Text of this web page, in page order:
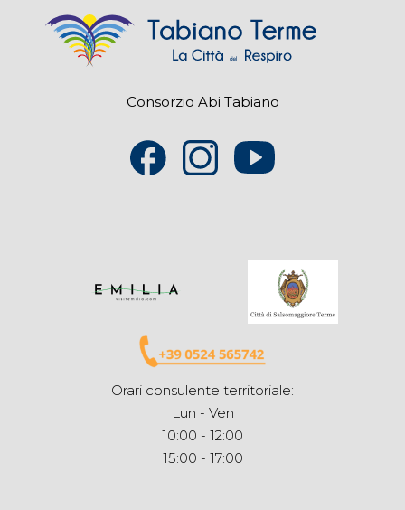
Consorzio Abi Tabiano
Orari consulente territoriale:
Lun - Ven
10:00 - 12:00
15:00 - 17:00